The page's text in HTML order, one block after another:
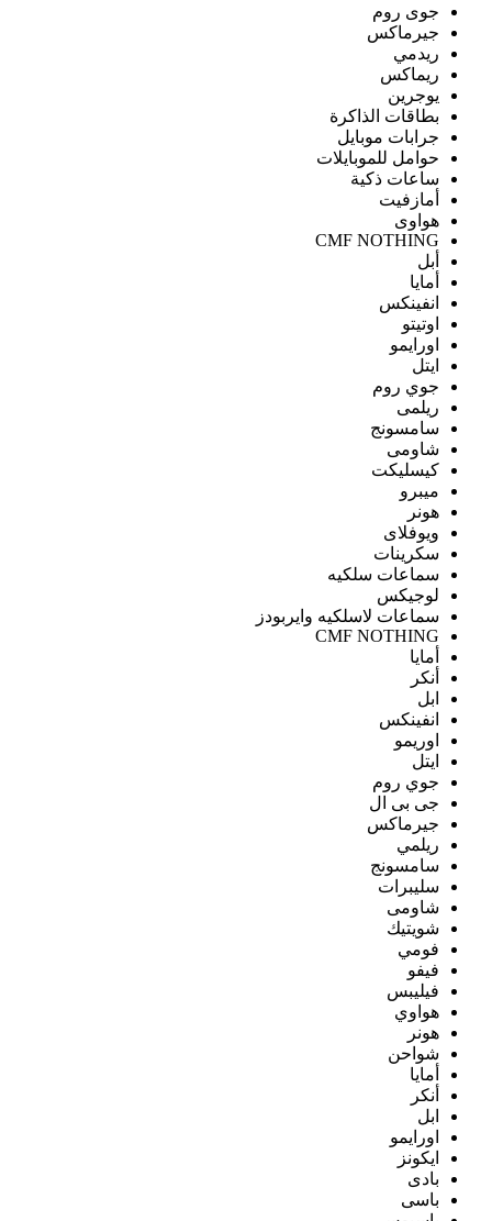
جوى روم
جيرماكس
ريدمي
ريماكس
يوجرين
بطاقات الذاكرة
جرابات موبايل
حوامل للموبايلات
ساعات ذكية
أمازفيت
هواوى
CMF NOTHING
أبل
أمايا
انفينكس
اوتيتو
اورايمو
ايتل
جوي روم
ريلمى
سامسونج
شاومى
كيسليكت
ميبرو
هونر
ويوفلاى
سكرينات
سماعات سلكيه
لوجيكس
سماعات لاسلكيه وايربودز
CMF NOTHING
أمايا
أنكر
ابل
انفينكس
اوريمو
ايتل
جوي روم
جى بى ال
جيرماكس
ريلمي
سامسونج
سليبرات
شاومى
شويتيك
فومي
فيفو
فيليبس
هواوي
هونر
شواحن
أمايا
أنكر
ابل
اورايمو
ايكونز
بادى
باسى